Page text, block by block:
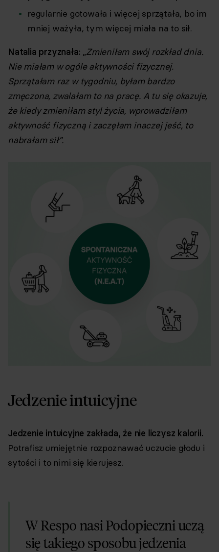
regularnie gotowała i więcej sprzątała, bo im
mniej ważyła, tym więcej miała na to sił.
Natalia przyznała: „Zmieniłam swój rozkład dnia.
Nie miałam w ogóle aktywności fizycznej.
Sprzątałam raz w tygodniu, byłam bardzo
zmęczona, zwalałam to na pracę. A tu się okazuje,
że kiedy zmieniłam styl życia, wprowadziłam
aktywność fizyczną i zaczęłam inaczej jeść, to
nabrałam sił”.
Jedzenie intuicyjne
Jedzenie intuicyjne zakłada, że nie liczysz kalorii.
Potrafisz umiejętnie rozpoznawać uczucie głodu i
sytości i to nimi się kierujesz.
W Respo nasi Podopieczni uczą
się takiego sposobu jedzenia